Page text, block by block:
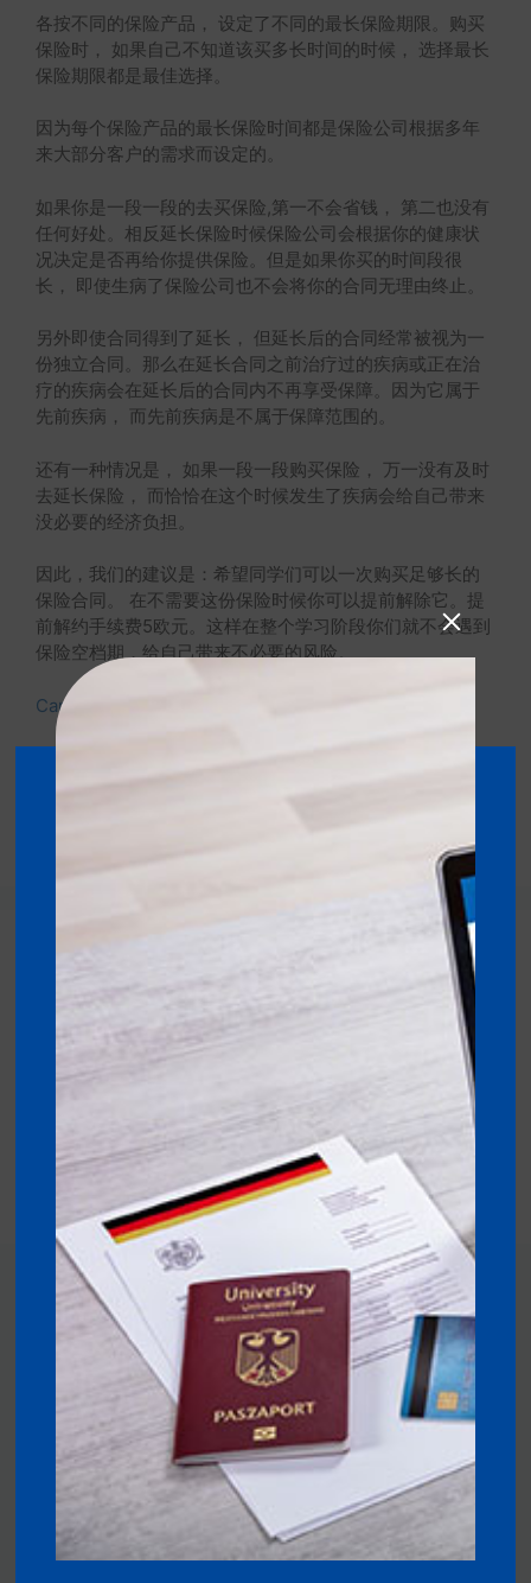
各按不同的保险产品， 设定了不同的最长保险期限。购买
保险时， 如果自己不知道该买多长时间的时候， 选择最长
保险期限都是最佳选择。
因为每个保险产品的最长保险时间都是保险公司根据多年
来大部分客户的需求而设定的。
如果你是一段一段的去买保险,第一不会省钱， 第二也没有
任何好处。相反延长保险时候保险公司会根据你的健康状
况决定是否再给你提供保险。但是如果你买的时间段很
长， 即使生病了保险公司也不会将你的合同无理由终止。
另外即使合同得到了延长， 但延长后的合同经常被视为一
份独立合同。那么在延长合同之前治疗过的疾病或正在治
疗的疾病会在延长后的合同内不再享受保障。因为它属于
先前疾病， 而先前疾病是不属于保障范围的。
还有一种情况是， 如果一段一段购买保险， 万一没有及时
去延长保险， 而恰恰在这个时候发生了疾病会给自己带来
没必要的经济负担。
因此，我们的建议是：希望同学们可以一次购买足够长的
保险合同。 在不需要这份保险时候你可以提前解除它。提
前解约手续费5欧元。这样在整个学习阶段你们就不会遇到
保险空档期，给自己带来不必要的风险。
Care Concept保险产品一览
近期文章
留学德国更省心：BASTI 保证金账户和医疗保险一站式解决
方案
德国大学毕业后，医疗保险怎么选？找工作签证保险方案要注
Care College医疗保险回国休假也能免费使用
德国DAK公立医保福利介绍
谈谈德国博士生怎么买保险
本网站是德国Care Concept保险唯一中文官方网站，本网站为外
国留学生、访问学者、游客及商务人士在德国和欧洲提供care
concept保险公司的各类私立和公立保险。
WeChatFacebook
Sina
EmailWhatsApp